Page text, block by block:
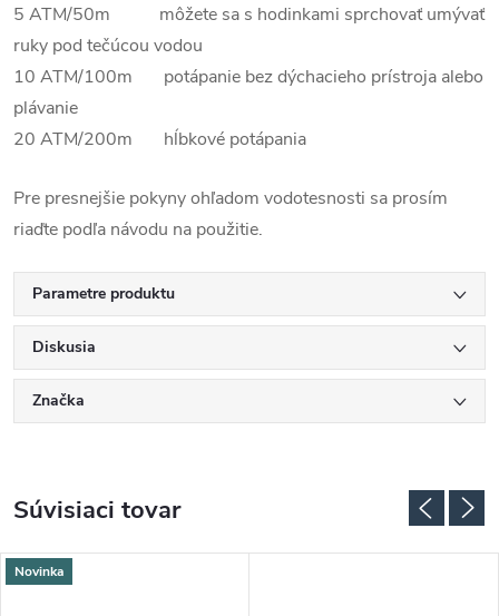
5 ATM/50m môžete sa s hodinkami sprchovať umývať
ruky pod tečúcou vodou
10 ATM/100m potápanie bez dýchacieho prístroja alebo
plávanie
20 ATM/200m hĺbkové potápania
Pre presnejšie pokyny ohľadom vodotesnosti sa prosím
riaďte podľa návodu na použitie.
Parametre produktu
Diskusia
Značka
Súvisiaci tovar
Novinka